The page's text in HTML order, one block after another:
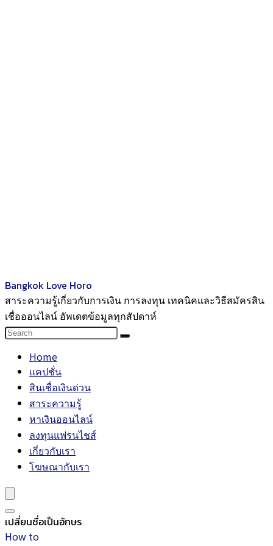
Bangkok Love Horo
สาระความรู้เกี่ยวกับการเงิน การลงทุน เทคนิคและวิธีสมัครสิน
เชื่อออนไลน์ อัพเดตข้อมูลทุกสัปดาห์
Home
แคปชั่น
สินเชื่อเงินด่วน
สาระความรู้
หาเงินออนไลน์
ลงทุนแฟรนไชส์
เกี่ยวกับเรา
โฆษณากับเรา
เปลี่ยนชื่อเป็นอักษร
How to